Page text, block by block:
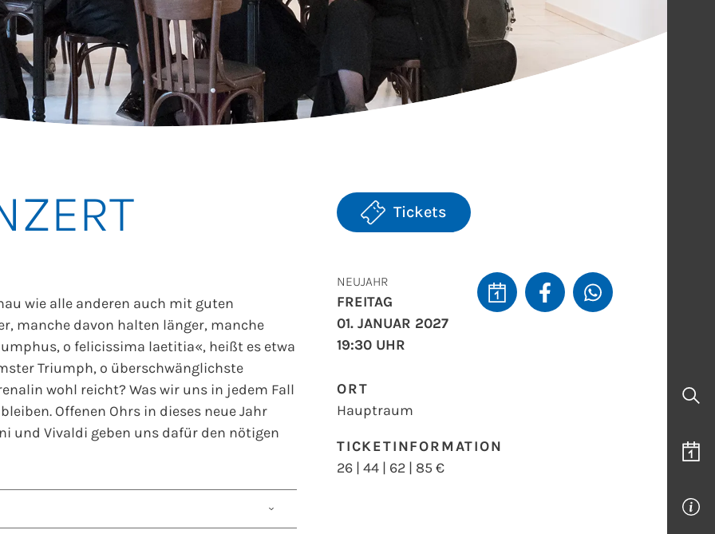
wie alle anderen auch mit guten
manche davon halten länger, manche
o felicissima laetitia«, heißt es etwa
Triumph, o überschwänglichste
wohl reicht? Was wir uns in jedem Fall
Offenen Ohrs in dieses neue Jahr
und Vivaldi geben uns dafür den nötigen
Tickets
NEUJAHR
FREITAG
01. JANUAR 2027
19:30 UHR
ORT
Hauptraum
TICKETINFORMATION
26 | 44 | 62 | 85 €